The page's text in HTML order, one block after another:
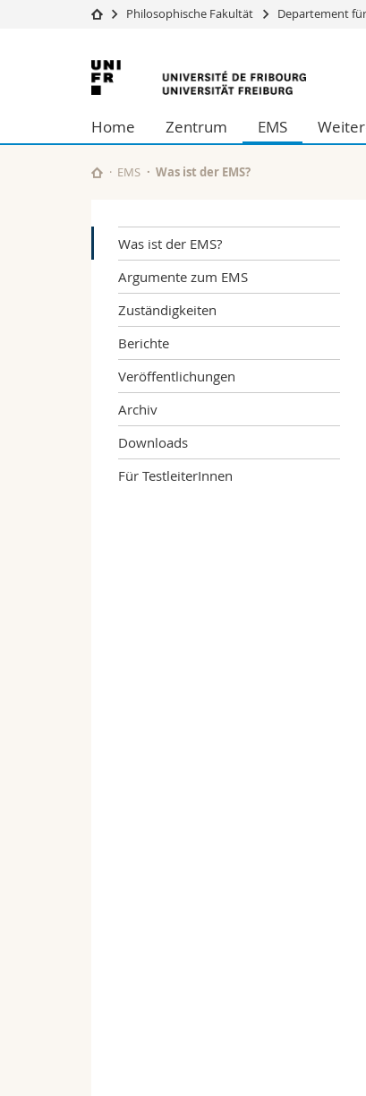
Universität
Studium
Forschung
Universität
Weiterbildung
Philosophische Fakultät Departement
Universität
Freiburg
Home Zentrum EMS
EMS Was ist der EMS?
Was ist der EMS?
Argumente zum EMS
Zuständigkeiten
Berichte
Veröffentlichungen
Archiv
Downloads
Für TestleiterInnen